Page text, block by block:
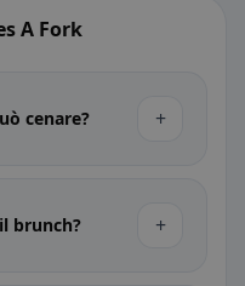
A Fork
cenare? +
brunch? +